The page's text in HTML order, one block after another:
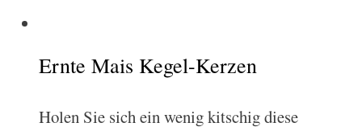
Ernte Mais Kegel-Kerzen
Holen Sie sich ein wenig kitschig diese